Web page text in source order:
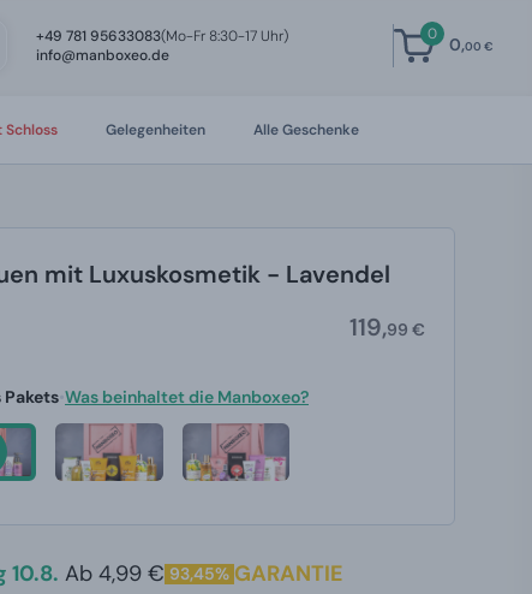
+49 781 95633083(Mo-Fr 8:30-17 Uhr)
info@manboxeo.de
0 0,00 €
Schloss Gelegenheiten Alle Geschenke
mit Luxuskosmetik - Lavendel
119,99 €
Pakets Was beinhaltet die Manboxeo?
10.8. Ab 4,99 € 93,45% GARANTIE